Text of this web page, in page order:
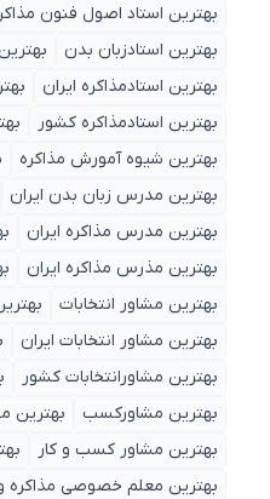
بهترین استاد اصول ‌فنون مذاکره
بهترین استادزبان بدن
بهترین
بهترین استادمذاکره ایران
بهترین
بهترین استادمذاکره کشور
بهترین
بهترین شیوه آمورش مذاکره
بهترین مدرس زبان بدن ایران
بهترین مدرس مذاکره ایران
بهترین مذرس مذاکره ایران
بهترین مشاور انتخابات
بهترین
بهترین مشاور انتخابات ایران
بهترین مشاورانتخابات کشور
بهترین مشاورکسب
بهترین
بهترین مشاور کسب و کار
بهترین معلم خصوصی مذاکره و